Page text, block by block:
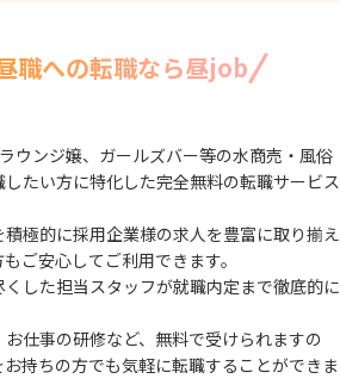
職への転職なら昼job
ウンジ嬢、ガールズバー等の水商売・風俗
したい方に特化した完全無料の転職サービス
極的に採用企業様の求人を豊富に取り揃え
ご安心してご利用できます。
した担当スタッフが就職内定まで徹底的に
仕事の研修など、無料で受けられますの
持ちの方でも気軽に転職することができま